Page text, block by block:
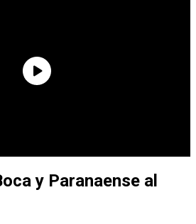
y Paranaense al